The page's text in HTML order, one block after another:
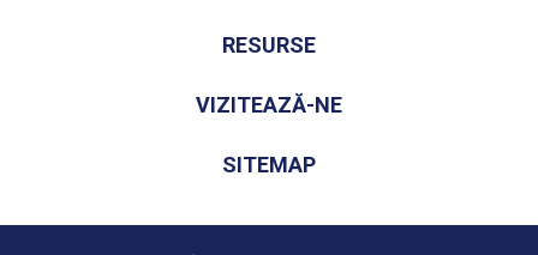
RESURSE
VIZITEAZĂ-NE
SITEMAP